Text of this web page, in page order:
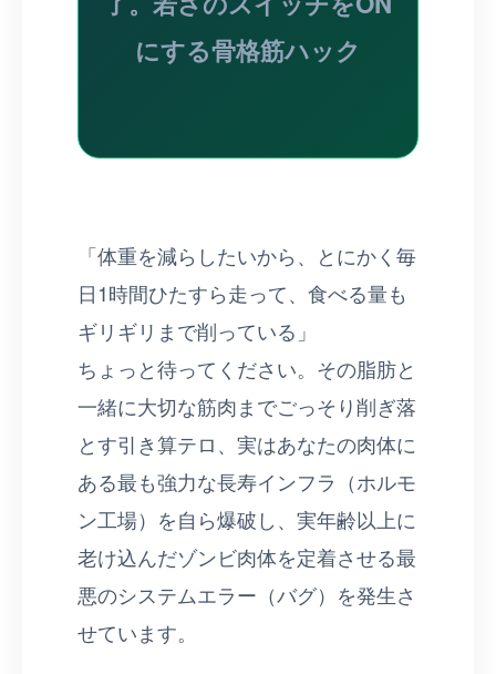
にする骨格筋ハック
「体重を減らしたいから、とにかく毎
日1時間ひたすら走って、食べる量も
ギリギリまで削っている」
ちょっと待ってください。その脂肪と
一緒に大切な筋肉までごっそり削ぎ落
とす引き算テロ、実はあなたの肉体に
ある最も強力な長寿インフラ（ホルモ
ン工場）を自ら爆破し、実年齢以上に
老け込んだゾンビ肉体を定着させる最
悪のシステムエラー（バグ）を発生さ
せています。